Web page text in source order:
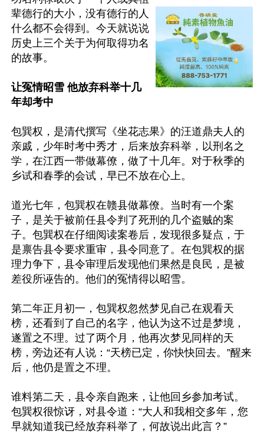
辈德行的大小，没有德行的人
什么都不会得到。今天就说说
历史上三个关于为何取得功名
的故事。
让冤情昭雪 他放弃科举十几
年却考中
包巽权，是清代撰写《坐花志果》的汪道鼎夫人的
亲戚，少年时考中秀才，后来放弃科举，以刑名之
学，在江西一带做幕僚，做了十几年。对于秋季的
乡试和春季的会试，早已不放在心上。
道光七年，包巽权在赣县做幕僚。当时有一个案
子，是关于被前任县令判了死刑的几个盗贼的案
子。包巽权在仔细阅读案卷后，发现很多疑点，于
是禀告县令要求重审，县令同意了。在包巽权的据
理力争下，县令审理后发现他们果然是良民，是被
差役所诬告的。他们的冤情得以昭雪。
第二年正月初一，包巽权忽然梦见自己在观看天
榜，还看到了自己的名字，他认为这不过是梦境，
遂置之不理。过了两个月，他再次梦见同样的天
榜，旁边还有人说：“天榜已定，你快快回去。”醒来
后，他仍是置之不理。
谁料第二天，县令亲自跑来，让他回乡参加考试。
包巽权很惊讶，对县令道：“大人和我相交多年，您
早就知道我已经放弃科举了，何故说出此言？”